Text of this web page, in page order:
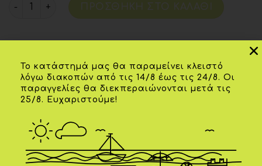
Επιπλέον πληροφορίες
Το κατάστημά μας θα παραμείνει κλειστό
λόγω διακοπών από τις 14/8 έως τις 24/8. Οι
παραγγελίες θα διεκπεραιώνονται μετά τις
25/8. Ευχαριστούμε!